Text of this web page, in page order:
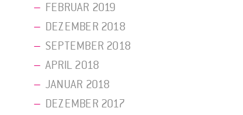
FEBRUAR 2019
DEZEMBER 2018
SEPTEMBER 2018
APRIL 2018
JANUAR 2018
DEZEMBER 2017